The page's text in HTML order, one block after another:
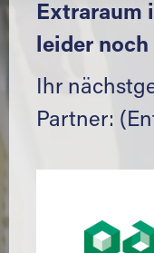
Extraraum
leider
Ihr
Partner: